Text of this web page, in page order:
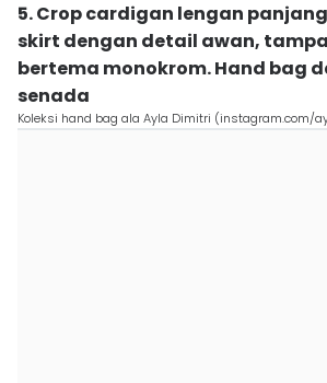
5. Crop cardigan lengan
skirt dengan detail awan,
bertema monokrom. Hand bag
senada
Koleksi hand bag ala Ayla Dimitri (instagram.com/